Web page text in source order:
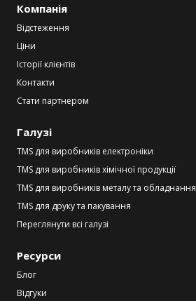
Компанія
Відстеження
Ціни
Історії клієнтів
Контакти
Стати партнером
Галузі
TMS для виробників електроніки
TMS для виробників хімічної продукції
TMS для виробників металу та обладнання
TMS для друку та пакування
Переглянути всі галузі
Ресурси
Блог
Відгуки